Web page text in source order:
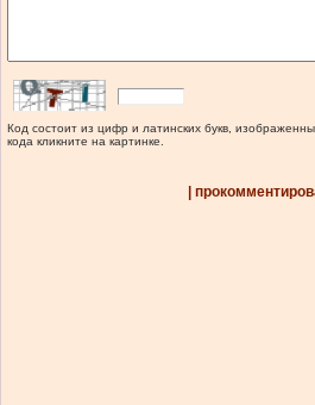
Код состоит из цифр и латинских букв,
кода кликните на картинке.
|